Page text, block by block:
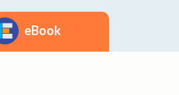
eBook